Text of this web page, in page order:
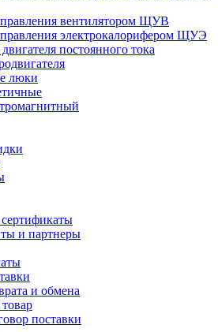
вентилятором ЩУВ
электрокалорифером ЩУЭ
постоянного тока
люки
и партнеры
и обмена
поставки